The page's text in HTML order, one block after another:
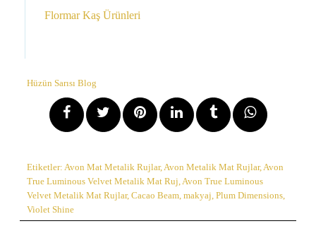
Flormar Kaş Ürünleri
Hüzün Sarısı Blog
Etiketler: Avon Mat Metalik Rujlar,Avon Metalik Mat Rujlar,Avon
True Luminous Velvet Metalik Mat Ruj,Avon True Luminous
Velvet Metalik Mat Rujlar, Cacao Beam, makyaj, Plum Dimensions,
Violet Shine